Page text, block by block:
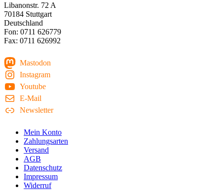
Libanonstr. 72 A
70184 Stuttgart
Deutschland
Fon: 0711 626779
Fax: 0711 626992
Mastodon
Instagram
Youtube
E-Mail
Newsletter
Mein Konto
Zahlungsarten
Versand
AGB
Datenschutz
Impressum
Widerruf